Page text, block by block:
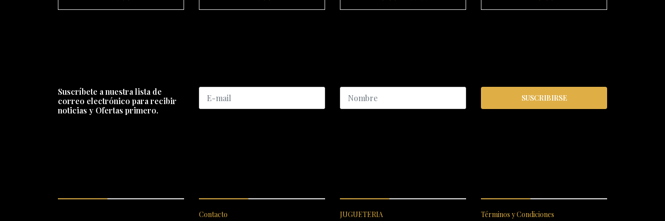
Suscríbete a nuestra lista de
correo electrónico para recibir
noticias y Ofertas primero.
SUSCRIBIRSE
Contacto JUGUETERIA Términos y Condiciones